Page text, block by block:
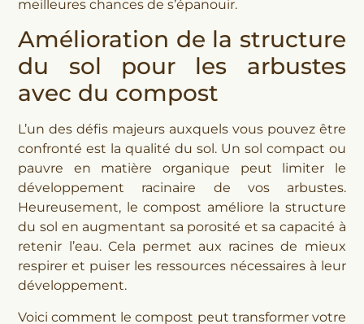
meilleures chances de s’épanouir.
Amélioration de la structure
du sol pour les arbustes
avec du compost
L’un des défis majeurs auxquels vous pouvez être
confronté est la qualité du sol. Un sol compact ou
pauvre en matière organique peut limiter le
développement racinaire de vos arbustes.
Heureusement, le compost améliore la structure
du sol en augmentant sa porosité et sa capacité à
retenir l’eau. Cela permet aux racines de mieux
respirer et puiser les ressources nécessaires à leur
développement.
Voici comment le compost peut transformer votre